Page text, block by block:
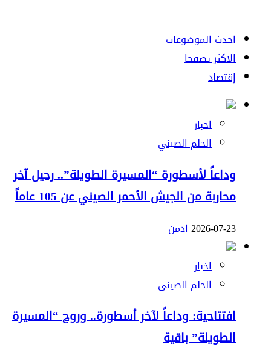
احدث الموضوعات
الاكثر تصفحا
إقتصاد
اخبار
الحلم الصيني
وداعاً لأسطورة “المسيرة الطويلة”.. رحيل آخر
محاربة من الجيش الأحمر الصيني عن 105 عاماً
2026-07-23ادمن
اخبار
الحلم الصيني
افتتاحية: وداعاً لآخر أسطورة.. وروح “المسيرة
الطويلة” باقية